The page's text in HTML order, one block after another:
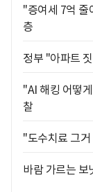
"증여세 7억 줄
층
정부 "아파트
"AI 해킹 어떻
찰
"도수치료 그
바람 가르는